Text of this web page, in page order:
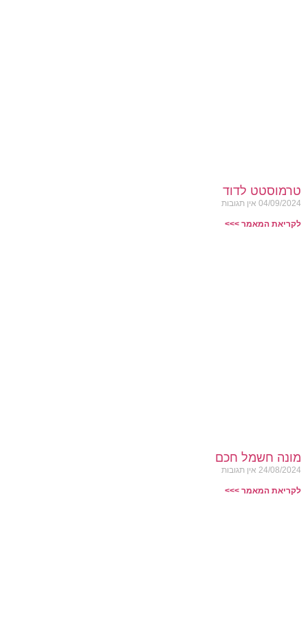
טרמוסטט לדוד
04/09/2024 אין תגובות
לקריאת המאמר >>>
מונה חשמל חכם
24/08/2024 אין תגובות
לקריאת המאמר >>>